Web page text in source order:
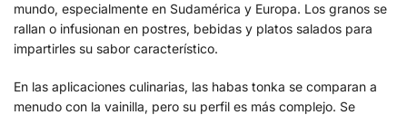
mundo, especialmente en Sudamérica y Europa. Los granos se
rallan o infusionan en postres, bebidas y platos salados para
impartirles su sabor característico.
En las aplicaciones culinarias, las habas tonka se comparan a
menudo con la vainilla, pero su perfil es más complejo. Se